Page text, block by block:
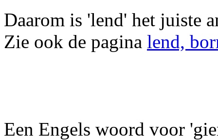
Daarom is 'lend' het juiste
Zie ook de pagina lend,
Een Engels woord voor